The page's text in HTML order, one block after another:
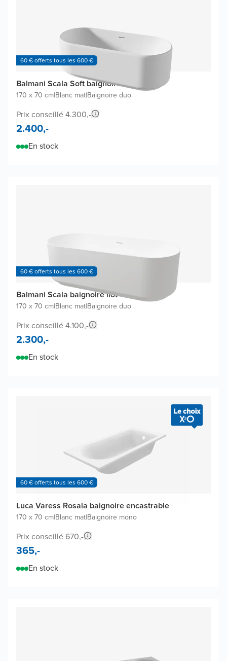
60 € offerts tous les 600 €
Balmani Scala Soft baignoire îlot
170 x 70 cm|Blanc mat|Baignoire duo
Prix conseillé 4.300,-
2.400,-
En stock
60 € offerts tous les 600 €
Balmani Scala baignoire îlot
170 x 70 cm|Blanc mat|Baignoire duo
Prix conseillé 4.100,-
2.300,-
En stock
60 € offerts tous les 600 €
Luca Varess Rosala baignoire encastrable
170 x 70 cm|Blanc mat|Baignoire mono
Prix conseillé 670,-
365,-
En stock